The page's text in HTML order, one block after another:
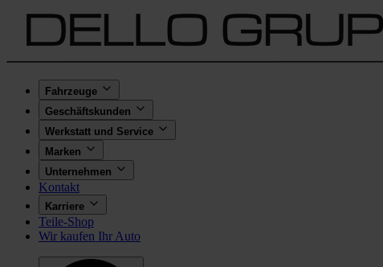
Fahrzeuge
Geschäftskunden
Werkstatt und Service
Marken
Unternehmen
Kontakt
Karriere
Teile-Shop
Wir kaufen Ihr Auto